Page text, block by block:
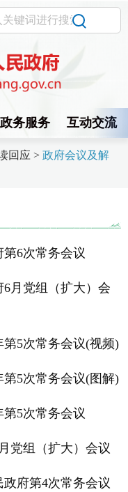
政务服务 互动交流
回应 > 政府会议及解
第6次常务会议
6月党组（扩大）会
第5次常务会议(视频)
第5次常务会议(图解)
第5次常务会议
党组（扩大）会议
府第4次常务会议